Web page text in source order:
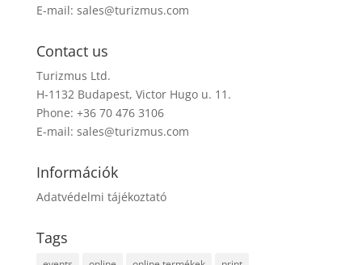
E-mail: sales@turizmus.com
Contact us
Turizmus Ltd.
H-1132 Budapest, Victor Hugo u. 11.
Phone: +36 70 476 3106
E-mail: sales@turizmus.com
Információk
Adatvédelmi tájékoztató
Tags